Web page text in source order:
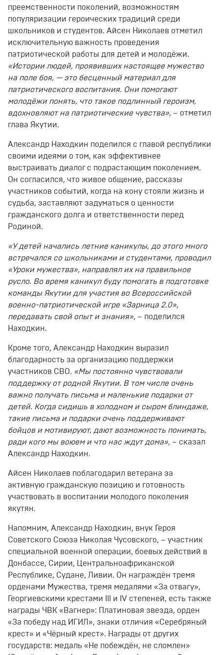
преемственности поколений, возможностям
популяризации героических традиций среди
школьников и студентов. Айсен Николаев отметил
исключительную важность проведения
патриотической работы для детей и молодёжи.
«Истории людей, проявивших настоящее мужество
на поле боя, — это бесценный материал для
патриотического воспитания. Они помогают
молодёжи понять, что такое подлинный героизм,
вдохновляют на патриотические чувства», – отметил
глава Якутии.
Александр Находкин поделился с главой республики
своими идеями о том, как эффективнее
выстраивать диалог с подрастающим поколением.
Он согласился, что живое общение, рассказы
участников событий, когда на кону стояли жизнь и
судьба, заставляют задуматься о ценности
гражданского долга и ответственности перед
Родиной.
«У детей начались летние каникулы, до этого много
встречался со школьниками и студентами, проводил
«Уроки мужества», направлял их на правильное
русло. Во время каникул буду помогать в подготовке
команды Якутии для участия во Всероссийской
военно-патриотической игре «Зарница 2.0»,
передавать свой опыт и знания», – поделился
Находкин.
Кроме того, Александр Находкин выразил
благодарность за организацию поддержки
участников СВО. «Мы постоянно чувствовали
поддержку от родной Якутии. В том числе очень
важно получать письма и маленькие подарки от
детей. Когда сидишь в холодном и сыром блиндаже,
такие письма и подарки очень поддерживают
бойцов и мотивируют, дают возможность понимать,
ради кого мы воюем и что нас ждут дома», – сказал
Александр Находкин.
Айсен Николаев поблагодарил ветерана за
активную гражданскую позицию и готовность
участвовать в воспитании молодого поколения
якутян.
Напомним, Александр Находкин, внук Героя
Советского Союза Николая Чусовского, – участник
специальной военной операции, боевых действий в
Донбассе, Сирии, Центральноафриканской
Республике, Судане, Ливии. Он награждён тремя
орденами Мужества, тремя медалями «За отвагу»,
Георгиевскими крестами III и IV степеней, есть также
награды ЧВК «Вагнер»: Платиновая звезда, орден
«За победу над ИГИЛ», знаки отличия «Серебряный
крест» и «Чёрный крест». Награды от других
государств: медаль «Не побеждён, не сломлен»